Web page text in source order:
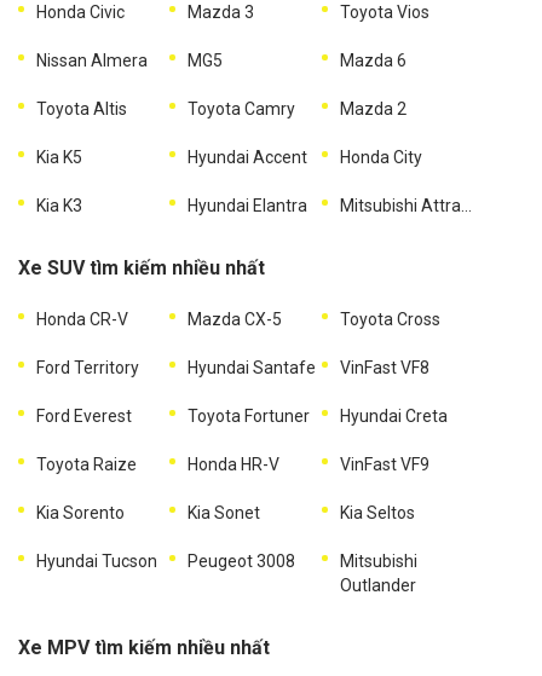
Honda Civic Mazda 3 Toyota Vios
Nissan Almera MG5 Mazda 6
Toyota Altis Toyota Camry Mazda 2
Kia K5 Hyundai Accent Honda City
Kia K3 Hyundai Elantra
Xe SUV tìm kiếm nhiều nhất
Honda CR-V Mazda CX-5 Toyota Cross
Ford Territory Hyundai Santafe VinFast VF8
Ford Everest Toyota Fortuner Hyundai Creta
Toyota Raize Honda HR-V VinFast VF9
Kia Sorento Kia Sonet Kia Seltos
Hyundai Tucson Peugeot 3008
Mitsubishi
Outlander
Xe MPV tìm kiếm nhiều nhất